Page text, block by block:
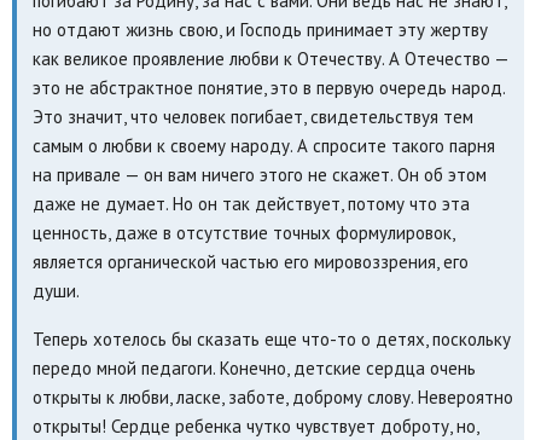
но отдают жизнь свою, и Господь принимает эту жертву
как великое проявление любви к Отечеству. А Отечество —
это не абстрактное понятие, это в первую очередь народ.
Это значит, что человек погибает, свидетельствуя тем
самым о любви к своему народу. А спросите такого парня
на привале — он вам ничего этого не скажет. Он об этом
даже не думает. Но он так действует, потому что эта
ценность, даже в отсутствие точных формулировок,
является органической частью его мировоззрения, его
души.
Теперь хотелось бы сказать еще что-то о детях, поскольку
передо мной педагоги. Конечно, детские сердца очень
открыты к любви, ласке, заботе, доброму слову. Невероятно
открыты! Сердце ребенка чутко чувствует доброту, но,